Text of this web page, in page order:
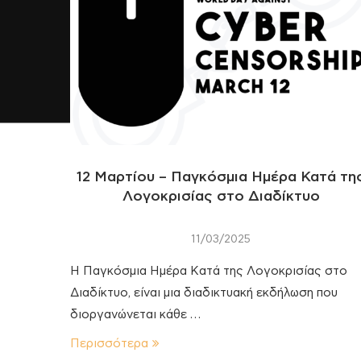
12 Μαρτίου – Παγκόσμια Ημέρα Κατά
Λογοκρισίας στο Διαδίκτυο
11/03/2025
Η Παγκόσμια Ημέρα Κατά της Λογοκρισίας στο
Διαδίκτυο, είναι μια διαδικτυακή εκδήλωση που
διοργανώνεται κάθε …
Περισσότερα